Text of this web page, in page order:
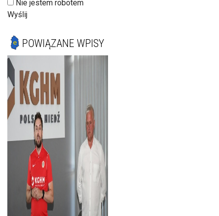
Nie jestem robotem
Wyślij
POWIĄZANE WPISY